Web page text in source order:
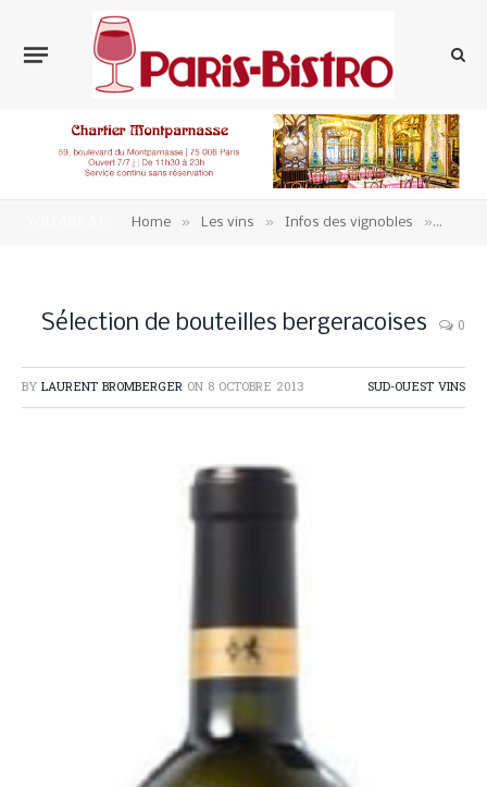
Home » Les vins » Infos des vignobles »
Sélection de bouteilles bergeracoises 0
BY LAURENT BROMBERGER ON 8 OCTOBRE 2013 SUD-OUEST VINS